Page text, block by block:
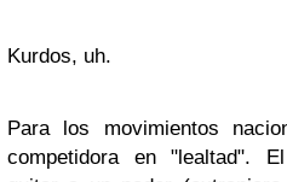
Kurdos, uh.
Para los movimientos
competidora en "lealtad".